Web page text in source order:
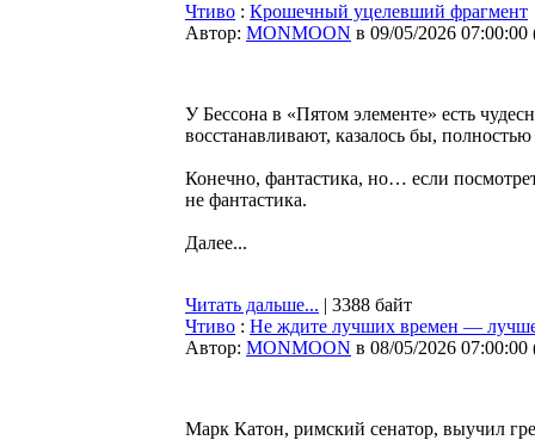
Чтиво : Крошечный уцелевший фрагмент
Автор: MONMOON в 09/05/2026 07:00:00
У Бессона в «Пятом элементе» есть
восстанавливают, казалось бы,
Конечно, фантастика, но… если
не фантастика.
Далее...
Читать дальше... | 3388 байт
Чтиво : Не ждите лучших времен —
Автор: MONMOON в 08/05/2026 07:00:00
Марк Катон, римский сенатор, выучил